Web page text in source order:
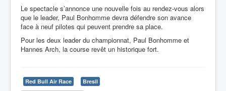
Le spectacle s’annonce une nouvelle fois au rendez-vous alors
que le leader, Paul Bonhomme devra défendre son avance
face à neuf pilotes qui peuvent prendre sa place.
Pour les deux leader du championnat, Paul Bonhomme et
Hannes Arch, la course revêt un historique fort.
Red Bull Air Race Bresil